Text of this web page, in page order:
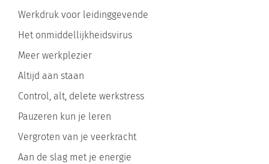
Werkdruk voor leidinggevende
Het onmiddellijkheidsvirus
Meer werkplezier
Altijd aan staan
Control, alt, delete werkstress
Pauzeren kun je leren
Vergroten van je veerkracht
Aan de slag met je energie